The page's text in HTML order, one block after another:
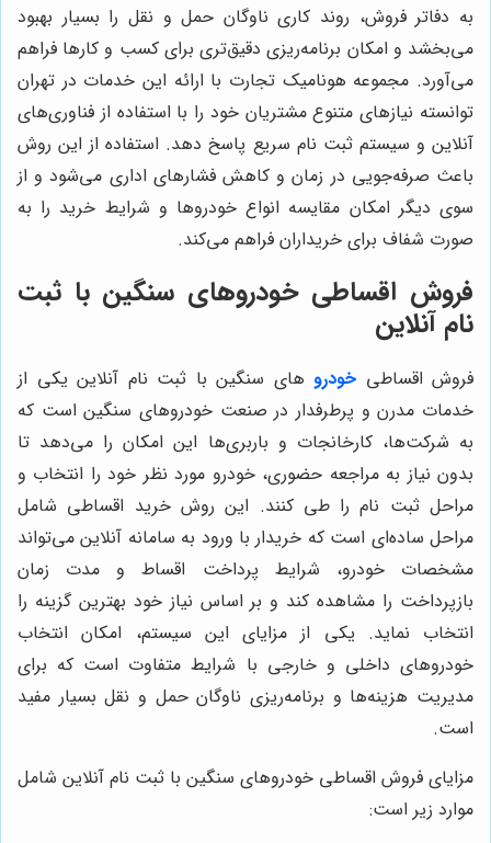
به دفاتر فروش، روند کاری ناوگان حمل و نقل را بسیار بهبود
می‌بخشد و امکان برنامه‌ریزی دقیق‌تری برای کسب و کارها فراهم
می‌آورد. مجموعه هونامیک تجارت با ارائه این خدمات در تهران
توانسته نیازهای متنوع مشتریان خود را با استفاده از فناوری‌های
آنلاین و سیستم ثبت نام سریع پاسخ دهد. استفاده از این روش
باعث صرفه‌جویی در زمان و کاهش فشارهای اداری می‌شود و از
سوی دیگر امکان مقایسه انواع خودروها و شرایط خرید را به
صورت شفاف برای خریداران فراهم می‌کند.
فروش اقساطی خودروهای سنگین با ثبت
نام آنلاین
فروش اقساطی خودرو های سنگین با ثبت نام آنلاین یکی از
خدمات مدرن و پرطرفدار در صنعت خودروهای سنگین است که
به شرکت‌ها، کارخانجات و باربری‌ها این امکان را می‌دهد تا
بدون نیاز به مراجعه حضوری، خودرو مورد نظر خود را انتخاب و
مراحل ثبت نام را طی کنند. این روش خرید اقساطی شامل
مراحل ساده‌ای است که خریدار با ورود به سامانه آنلاین می‌تواند
مشخصات خودرو، شرایط پرداخت اقساط و مدت زمان
بازپرداخت را مشاهده کند و بر اساس نیاز خود بهترین گزینه را
انتخاب نماید. یکی از مزایای این سیستم، امکان انتخاب
خودروهای داخلی و خارجی با شرایط متفاوت است که برای
مدیریت هزینه‌ها و برنامه‌ریزی ناوگان حمل و نقل بسیار مفید
است.
مزایای فروش اقساطی خودروهای سنگین با ثبت نام آنلاین شامل
موارد زیر است: